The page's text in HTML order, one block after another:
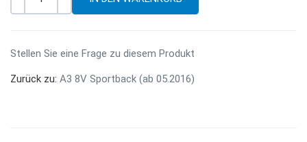
Stellen Sie eine Frage zu diesem Produkt
Zurück zu: A3 8V Sportback (ab 05.2016)